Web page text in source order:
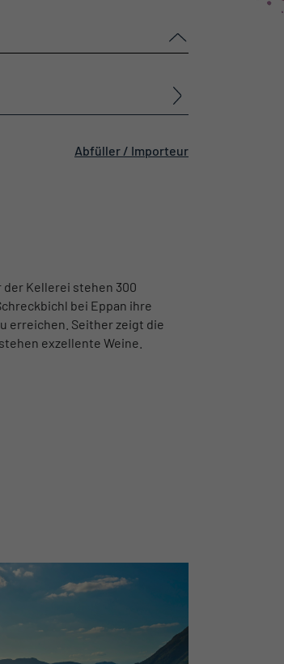
Abfüller / Importeur
Kellerei stehen 300
bei Eppan ihre
erreichen. Seither zeigt die
exzellente Weine.